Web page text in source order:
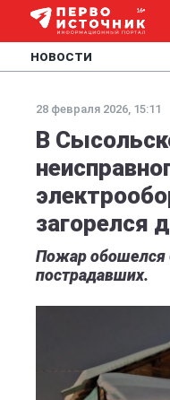
НОВОСТИ
28 февраля 2026, 15:11
В
загорелся
Пожар обошелся
пострадавших.